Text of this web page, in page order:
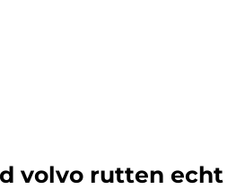
volvo rutten echt